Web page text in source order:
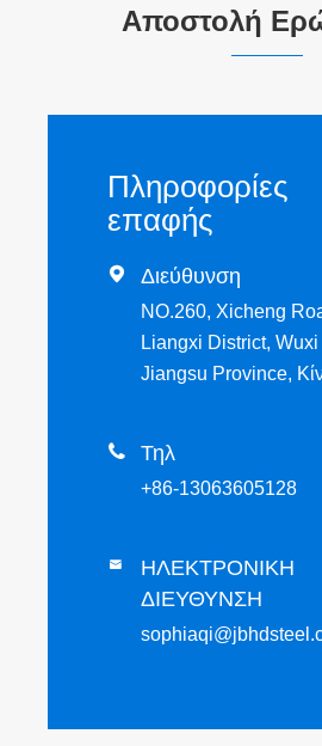
Αποστολή
Πληροφορίες
επαφής
 Διεύθυνση
NO.260, Xicheng
Liangxi District, Wuxi
Jiangsu Province,
 Τηλ
+86-13063605128

ΗΛΕΚΤΡΟΝΙΚΗ
ΔΙΕΥΘΥΝΣΗ